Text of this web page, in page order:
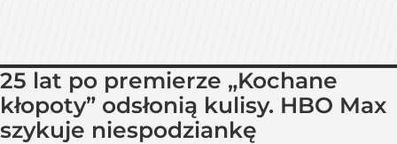
25 lat po premierze „Kochane
kłopoty” odsłonią kulisy. HBO Max
szykuje niespodziankę